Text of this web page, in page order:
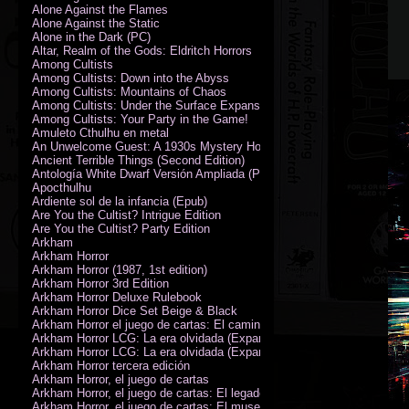
Alone Against the Flames
Alone Against the Static
Alone in the Dark (PC)
Altar, Realm of the Gods: Eldritch Horrors
Among Cultists
Among Cultists: Down into the Abyss
Among Cultists: Mountains of Chaos
Among Cultists: Under the Surface Expansion
Among Cultists: Your Party in the Game!
Amuleto Cthulhu en metal
An Unwelcome Guest: A 1930s Mystery Horror Adventure RPG
Ancient Terrible Things (Second Edition)
Antología White Dwarf Versión Ampliada (PDF)
Apocthulhu
Ardiente sol de la infancia (Epub)
Are You the Cultist? Intrigue Edition
Are You the Cultist? Party Edition
Arkham
Arkham Horror
Arkham Horror (1987, 1st edition)
Arkham Horror 3rd Edition
Arkham Horror Deluxe Rulebook
Arkham Horror Dice Set Beige & Black
Arkham Horror el juego de cartas: El camino a Carcosa - Exp.
Arkham Horror LCG: La era olvidada (Expansión de campaña)
Arkham Horror LCG: La era olvidada (Expansión de investigadores)
Arkham Horror tercera edición
Arkham Horror, el juego de cartas
Arkham Horror, el juego de cartas: El legado de Dunwich expansión